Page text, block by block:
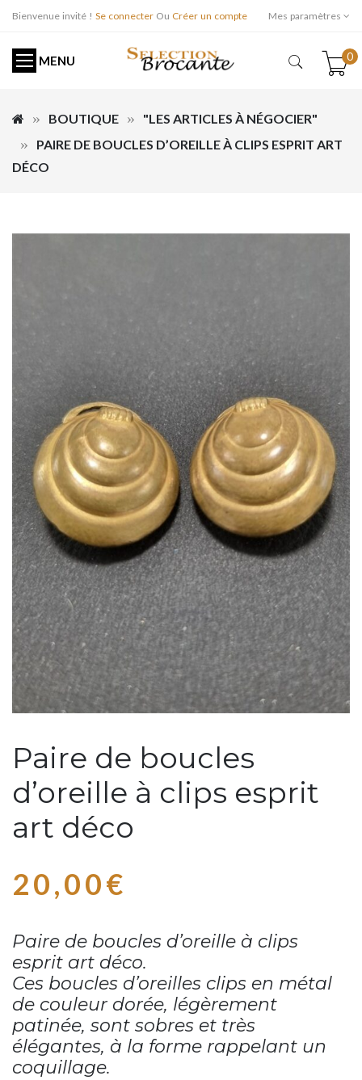
Bienvenue invité ! Se connecter Ou Créer un compte Mes paramètres
MENU 0
BOUTIQUE
"LES ARTICLES À NÉGOCIER"
PAIRE DE BOUCLES D’OREILLE À CLIPS ESPRIT ART
DÉCO
Paire de boucles
d’oreille à clips esprit
art déco
20,00€
Paire de boucles d’oreille à clips
esprit art déco.
Ces boucles d’oreilles clips en métal
de couleur dorée, légèrement
patinée, sont sobres et très
élégantes, à la forme rappelant un
coquillage.